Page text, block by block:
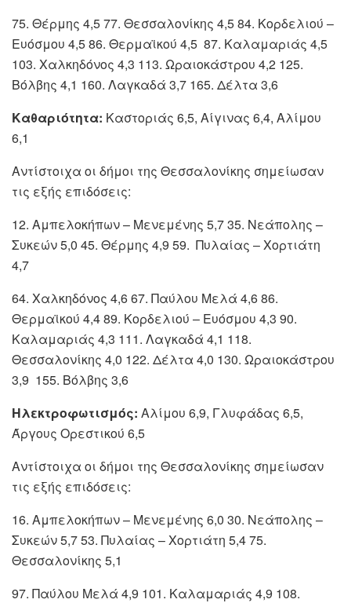
75. Θέρμης 4,5 77. Θεσσαλονίκης 4,5 84. Κορδελιού –
Ευόσμου 4,5 86. Θερμαϊκού 4,5 87. Καλαμαριάς 4,5
103. Χαλκηδόνος 4,3 113. Ωραιοκάστρου 4,2 125.
Βόλβης 4,1 160. Λαγκαδά 3,7 165. Δέλτα 3,6
Καθαριότητα: Καστοριάς 6,5, Αίγινας 6,4, Αλίμου
6,1
Αντίστοιχα οι δήμοι της Θεσσαλονίκης σημείωσαν
τις εξής επιδόσεις:
12. Αμπελοκήπων – Μενεμένης 5,7 35. Νεάπολης –
Συκεών 5,0 45. Θέρμης 4,9 59. Πυλαίας – Χορτιάτη
4,7
64. Χαλκηδόνος 4,6 67. Παύλου Μελά 4,6 86.
Θερμαϊκού 4,4 89. Κορδελιού – Ευόσμου 4,3 90.
Καλαμαριάς 4,3 111. Λαγκαδά 4,1 118.
Θεσσαλονίκης 4,0 122. Δέλτα 4,0 130. Ωραιοκάστρου
3,9 155. Βόλβης 3,6
Ηλεκτροφωτισμός: Αλίμου 6,9, Γλυφάδας 6,5,
Άργους Ορεστικού 6,5
Αντίστοιχα οι δήμοι της Θεσσαλονίκης σημείωσαν
τις εξής επιδόσεις:
16. Αμπελοκήπων – Μενεμένης 6,0 30. Νεάπολης –
Συκεών 5,7 53. Πυλαίας – Χορτιάτη 5,4 75.
Θεσσαλονίκης 5,1
97. Παύλου Μελά 4,9 101. Καλαμαριάς 4,9 108.